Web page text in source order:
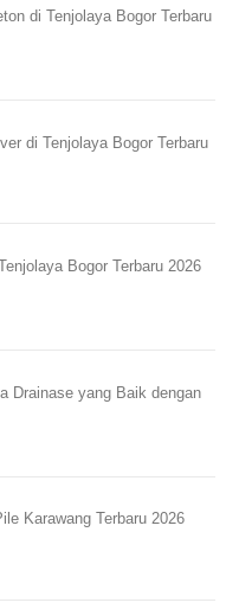
di Tenjolaya Bogor Terbaru
di Tenjolaya Bogor Terbaru
Bogor Terbaru 2026
Drainase yang Baik dengan
Karawang Terbaru 2026